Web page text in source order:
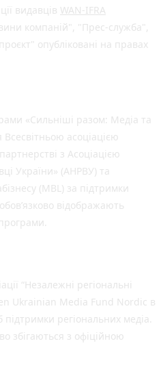
видавців WAN-IFRA
компаній", "Прес-служба",
опубліковані на правах
«Сильніші разом: Медіа та
асоціацією
з Асоціацією
України» (АНРВУ) та
(MBL) за підтримки
відображають
“Незалежні регіональні
Ukrainian Media Fund Nordic в
підтримки регіональних медіа.
збігаються з офіційною